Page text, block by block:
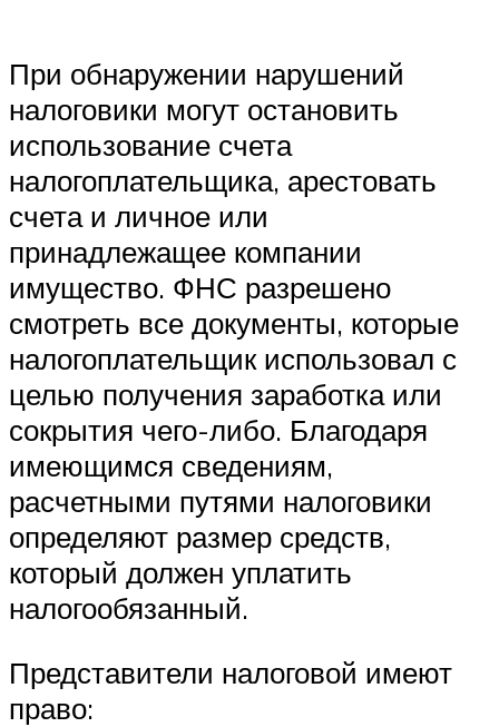
При обнаружении нарушений
налоговики могут остановить
использование счета
налогоплательщика, арестовать
счета и личное или
принадлежащее компании
имущество. ФНС разрешено
смотреть все документы, которые
налогоплательщик использовал с
целью получения заработка или
сокрытия чего-либо. Благодаря
имеющимся сведениям,
расчетными путями налоговики
определяют размер средств,
который должен уплатить
налогообязанный.
Представители налоговой имеют
право: